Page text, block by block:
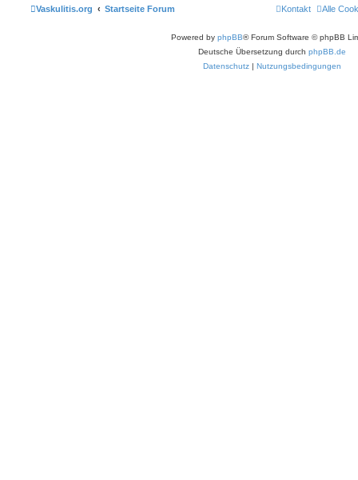
Vaskulitis.org Startseite Forum Alle
Kontakt
Powered by phpBB® Forum Software © phpBB
Deutsche Übersetzung durch phpBB.de
Datenschutz
Nutzungsbedingungen